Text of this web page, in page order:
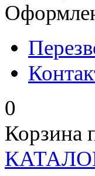
0
Корзина